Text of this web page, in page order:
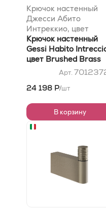
Крючок настенный
Джесси Абито
Интреккио, цвет
Брушед Брасс PVD
Крючок настенный
Gessi Habito
цвет Brushed Brass
Арт.
24 198 Р/шт
В корзину